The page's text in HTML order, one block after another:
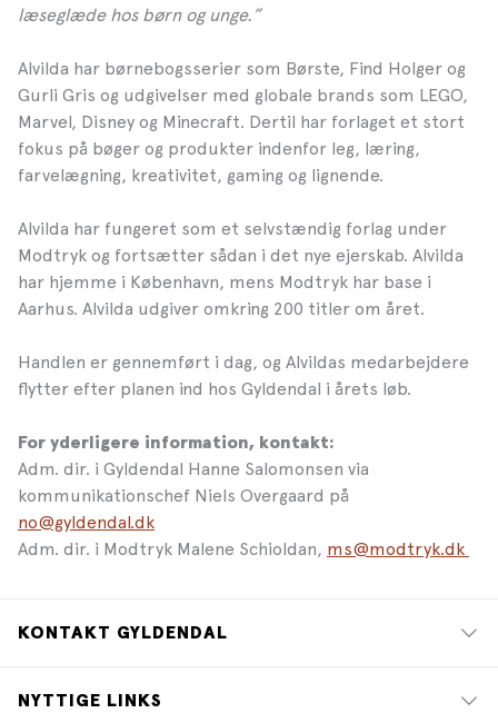
læseglæde hos børn og unge.”
Alvilda har børnebogsserier som Børste, Find Holger og
Gurli Gris og udgivelser med globale brands som LEGO,
Marvel, Disney og Minecraft. Dertil har forlaget et stort
fokus på bøger og produkter indenfor leg, læring,
farvelægning, kreativitet, gaming og lignende.
Alvilda har fungeret som et selvstændig forlag under
Modtryk og fortsætter sådan i det nye ejerskab. Alvilda
har hjemme i København, mens Modtryk har base i
Aarhus. Alvilda udgiver omkring 200 titler om året.
Handlen er gennemført i dag, og Alvildas medarbejdere
flytter efter planen ind hos Gyldendal i årets løb.
For yderligere information, kontakt:
Adm. dir. i Gyldendal Hanne Salomonsen via
kommunikationschef Niels Overgaard på
no@gyldendal.dk
Adm. dir. i Modtryk Malene Schioldan, ms@modtryk.dk
KONTAKT GYLDENDAL
NYTTIGE LINKS